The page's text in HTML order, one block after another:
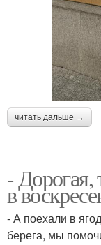
читать дальше →
- Дорогая,
в
- А поехали в
берега, мы